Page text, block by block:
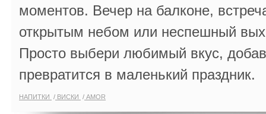
моментов. Вечер на балконе,
открытым небом или неспешный
Просто выбери любимый вкус,
превратится в маленький праздник.
НАПИТКИ ВИСКИ AMOR